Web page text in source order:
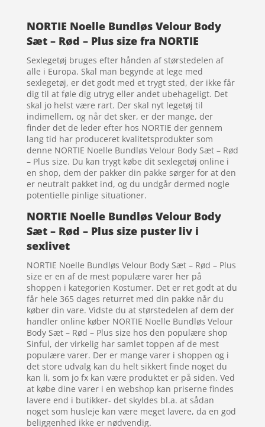
NORTIE Noelle Bundløs Velour Body
Sæt – Rød – Plus size fra NORTIE
Sexlegetøj bruges efter hånden af størstedelen af
alle i Europa. Skal man begynde at lege med
sexlegetøj, er det godt med et trygt sted, der ikke får
dig til at føle dig utryg eller andet ubehageligt. Det
skal jo helst være rart. Der skal nyt legetøj til
indimellem, og når det sker, er der mange, der
finder det de leder efter hos NORTIE der gennem
lang tid har produceret kvalitetsprodukter som
denne NORTIE Noelle Bundløs Velour Body Sæt – Rød
– Plus size. Du kan trygt købe dit sexlegetøj online i
en shop, dem der pakker din pakke sørger for at den
er neutralt pakket ind, og du undgår dermed nogle
potentielle pinlige situationer.
NORTIE Noelle Bundløs Velour Body
Sæt – Rød – Plus size puster liv i
sexlivet
NORTIE Noelle Bundløs Velour Body Sæt – Rød – Plus
size er en af de mest populære varer her på
shoppen i kategorien Kostumer. Det er ret godt at du
får hele 365 dages returret med din pakke når du
køber din vare. Vidste du at størstedelen af dem der
handler online køber NORTIE Noelle Bundløs Velour
Body Sæt – Rød – Plus size hos den populære shop
Sinful, der virkelig har samlet toppen af de mest
populære varer. Der er mange varer i shoppen og i
det store udvalg kan du helt sikkert finde noget du
kan li, som jo fx kan være produktet er på siden. Ved
at købe dine varer i en webshop kan priserne findes
lavere end i butikker- det skyldes bl.a. at sådan
noget som husleje kan være meget lavere, da en god
beliggenhed ikke er nødvendig.